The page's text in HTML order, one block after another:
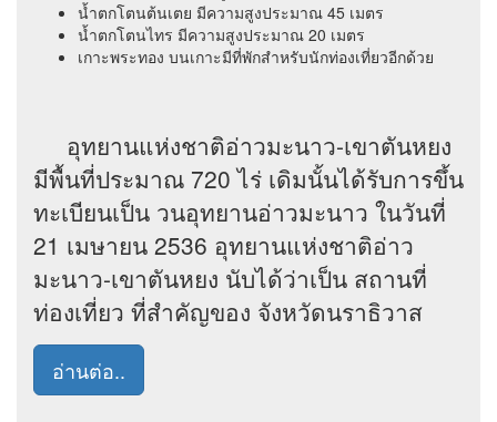
น้ำตกโตนต้นเตย มีความสูงประมาณ 45 เมตร
น้ำตกโตนไทร มีความสูงประมาณ 20 เมตร
เกาะพระทอง บนเกาะมีที่พักสำหรับนักท่องเที่ยวอีกด้วย
อุทยานแห่งชาติอ่าวมะนาว-เขาตันหยง
มีพื้นที่ประมาณ 720 ไร่ เดิมนั้นได้รับการขึ้น
ทะเบียนเป็น วนอุทยานอ่าวมะนาว ในวันที่
21 เมษายน 2536 อุทยานแห่งชาติอ่าว
มะนาว-เขาตันหยง นับได้ว่าเป็น สถานที่
ท่องเที่ยว ที่สำคัญของ จังหวัดนราธิวาส
อ่านต่อ..